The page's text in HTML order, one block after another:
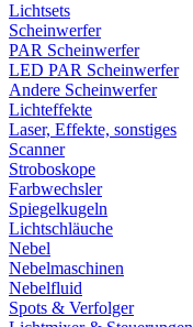
Lichtsets
Scheinwerfer
PAR Scheinwerfer
LED PAR Scheinwerfer
Andere Scheinwerfer
Lichteffekte
Laser, Effekte, sonstiges
Scanner
Stroboskope
Farbwechsler
Spiegelkugeln
Lichtschläuche
Nebel
Nebelmaschinen
Nebelfluid
Spots & Verfolger